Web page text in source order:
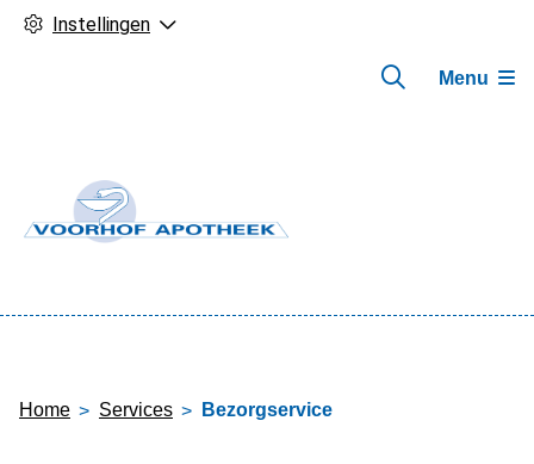
Instellingen
Menu
Home Services Bezorgservice